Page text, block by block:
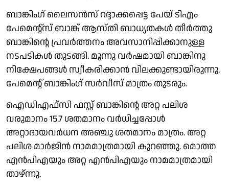
ബാങ്കിംഗ് ലൈസന്‍സ് റദ്ദാക്കപ്പെട്ട പേയ് ടിഎം
പേമെന്റ്‌സ് ബാങ്ക് ആസ്തി ബാധ്യതകള്‍ തീര്‍ത്തു
ബാങ്കിന്റെ പ്രവര്‍ത്തനം അവസാനിപ്പിക്കാനുള്ള
നടപടികള്‍ തുടങ്ങി. മൂന്നു വര്‍ഷമായി ബാങ്കിനു
നിക്ഷേപങ്ങള്‍ സ്വീകരിക്കാന്‍ വിലക്കുണ്ടായിരുന്നു.
പേമെന്റ് ബാങ്കിംഗ് സര്‍വീസ് മാത്രം തുടരും.
ഐഡിഎഫ്‌സി ഫസ്റ്റ് ബാങ്കിന്റെ അറ്റ പലിശ
വരുമാനം 15.7 ശതമാനം വര്‍ധിച്ചപ്പോള്‍
അറ്റാദായവര്‍ധന അഞ്ചു ശതമാനം മാത്രം. അറ്റ
പലിശ മാര്‍ജിന്‍ നാമമാത്രമായി കുറഞ്ഞു. മൊത്ത
എന്‍പിഎയും അറ്റ എന്‍പിഎയും നാമമാത്രമായി
താഴ്ന്നു.